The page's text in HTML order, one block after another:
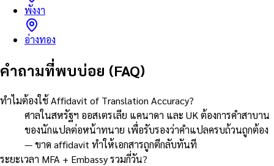
พังงา
อ่างทอง
คำถามที่พบบ่อย (FAQ)
ทำไมต้องใช้ Affidavit of Translation Accuracy?
ศาลในสหรัฐฯ ออสเตรเลีย แคนาดา และ UK ต้องการคำสาบาน
ของนักแปลต่อหน้าทนาย เพื่อรับรองว่าคำแปลครบถ้วนถูกต้อง
— ขาด affidavit ทำให้เอกสารถูกตีกลับทันที
ระยะเวลา MFA + Embassy รวมกี่วัน?